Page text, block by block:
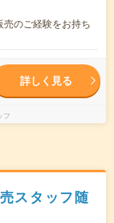
売のご経験をお持ち
詳しく見る
フ
スタッフ随